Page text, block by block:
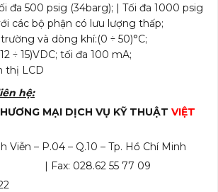
đa 500 psig (34barg); | Tối đa 1000 psig
các bộ phận có lưu lượng thấp;
và dòng khí:(0 ÷ 50)°C;
÷ 15)VDC; tối đa 100 mA;
thị LCD
hệ:
MẠI DỊCH VỤ KỸ THUẬT VIỆT
Viễn – P.04 – Q.10 – Tp. Hồ Chí Minh
| Fax: 028.62 55 77 09